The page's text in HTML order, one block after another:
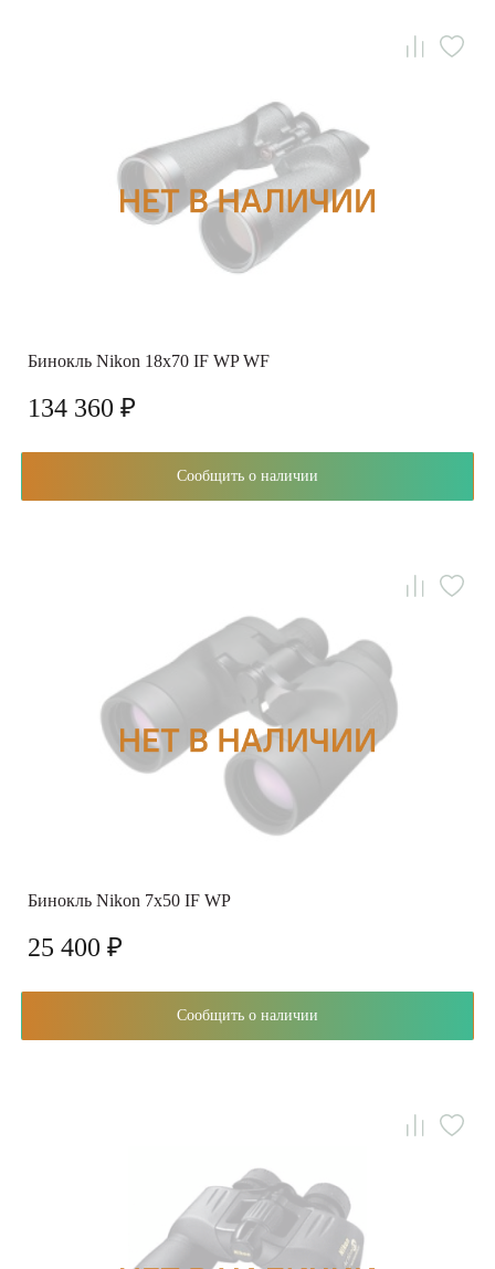
Бинокль Nikon 18x70 IF WP WF
134 360 ₽
Сообщить о наличии
Бинокль Nikon 7x50 IF WP
25 400 ₽
Сообщить о наличии